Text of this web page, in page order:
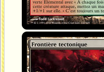
Frontière tectonique